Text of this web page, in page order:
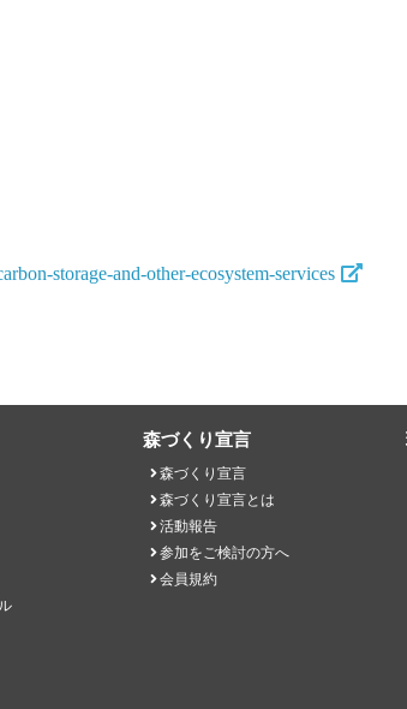
storage-and-other-ecosystem-services
森づくり宣言
森づくり宣言
森づくり宣言とは
活動報告
参加をご検討の方へ
会員規約